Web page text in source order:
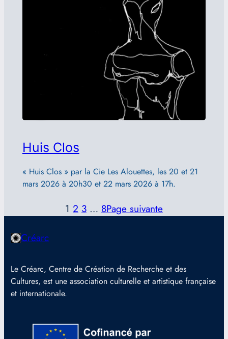
Huis Clos
« Huis Clos » par la Cie Les Alouettes, les 20 et 21
mars 2026 à 20h30 et 22 mars 2026 à 17h.
1 2 3 … 8Page suivante
Créarc
Le Créarc, Centre de Création de Recherche et des
Cultures, est une association culturelle et artistique française
et internationale.